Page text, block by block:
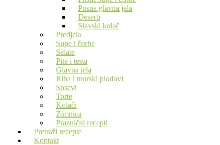
Posna glavna jela
Deserti
Slavski kolač
Predjela
Supe i čorbe
Salate
Pite i testa
Glavna jela
Riba i morski plodovi
Sosevi
Torte
Kolači
Zimnica
Praznični recepti
Pretraži recepte
Kontakt